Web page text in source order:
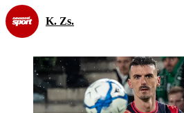
K. Zs.